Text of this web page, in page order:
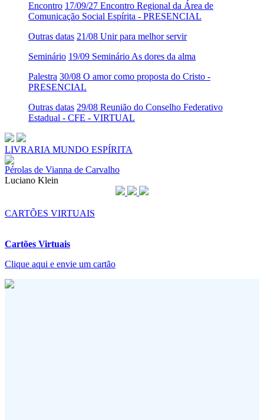
Encontro 17/09/27 Encontro Regional da Área de
Comunicação Social Espírita - PRESENCIAL
Outras datas 21/08 Unir para melhor servir
Seminário 19/09 Seminário As dores da alma
Palestra 30/08 O amor como proposta do Cristo -
PRESENCIAL
Outras datas 29/08 Reunião do Conselho Federativo
Estadual - CFE - VIRTUAL
LIVRARIA MUNDO ESPÍRITA
Pérolas de Vianna de Carvalho
Luciano Klein
CARTÕES VIRTUAIS
Cartões Virtuais
Clique aqui e envie um cartão